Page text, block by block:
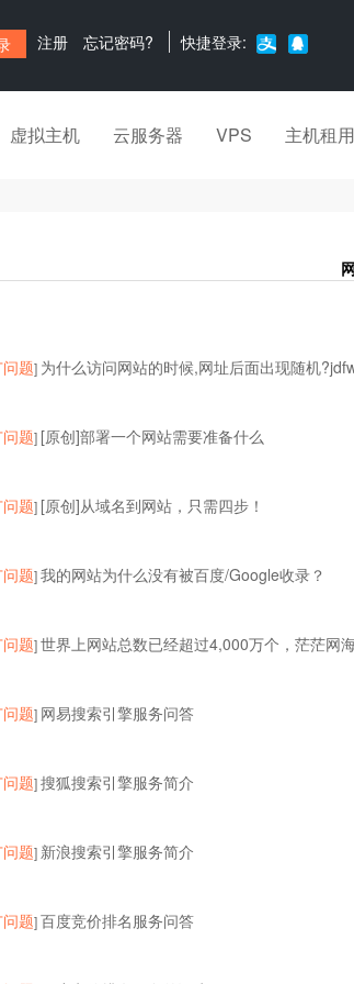
注册 忘记密码? 快捷登录:
虚拟主机 云服务器 VPS 主机租用
题] 为什么访问网站的时候,网址后面出现随机
题] [原创]部署一个网站需要准备什么
题] [原创]从域名到网站，只需四步！
题]我的网站为什么没有被百度/Google收录？
题]世界上网站总数已经超过4,000万个，茫茫网
题] 网易搜索引擎服务问答
题]搜狐搜索引擎服务简介
题] 新浪搜索引擎服务简介
题]百度竞价排名服务问答